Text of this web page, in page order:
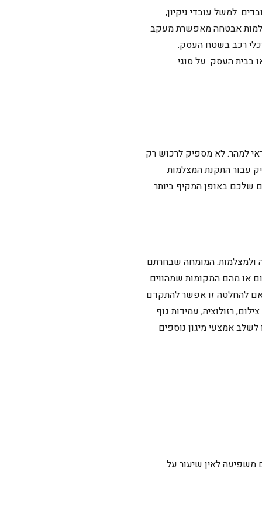
למשל עובדי ניקיון,
אבטחה מאפשרת מעקב
רכב בשטח העסק.
בבית העסק. על סוגי
למהר. לא מספיק לרכוש רק
עבור התקנת המצלמות
שלכם באופן המקיף ביותר.
ולמצלמות. המומחה שבחרתם
או מהם המקומות שמהווים
להחלטה זו אפשר להתקדם
רזולוציה, עמידות גוף
אמצעי מיגון נוספים
משפיעה לאין שיעור על